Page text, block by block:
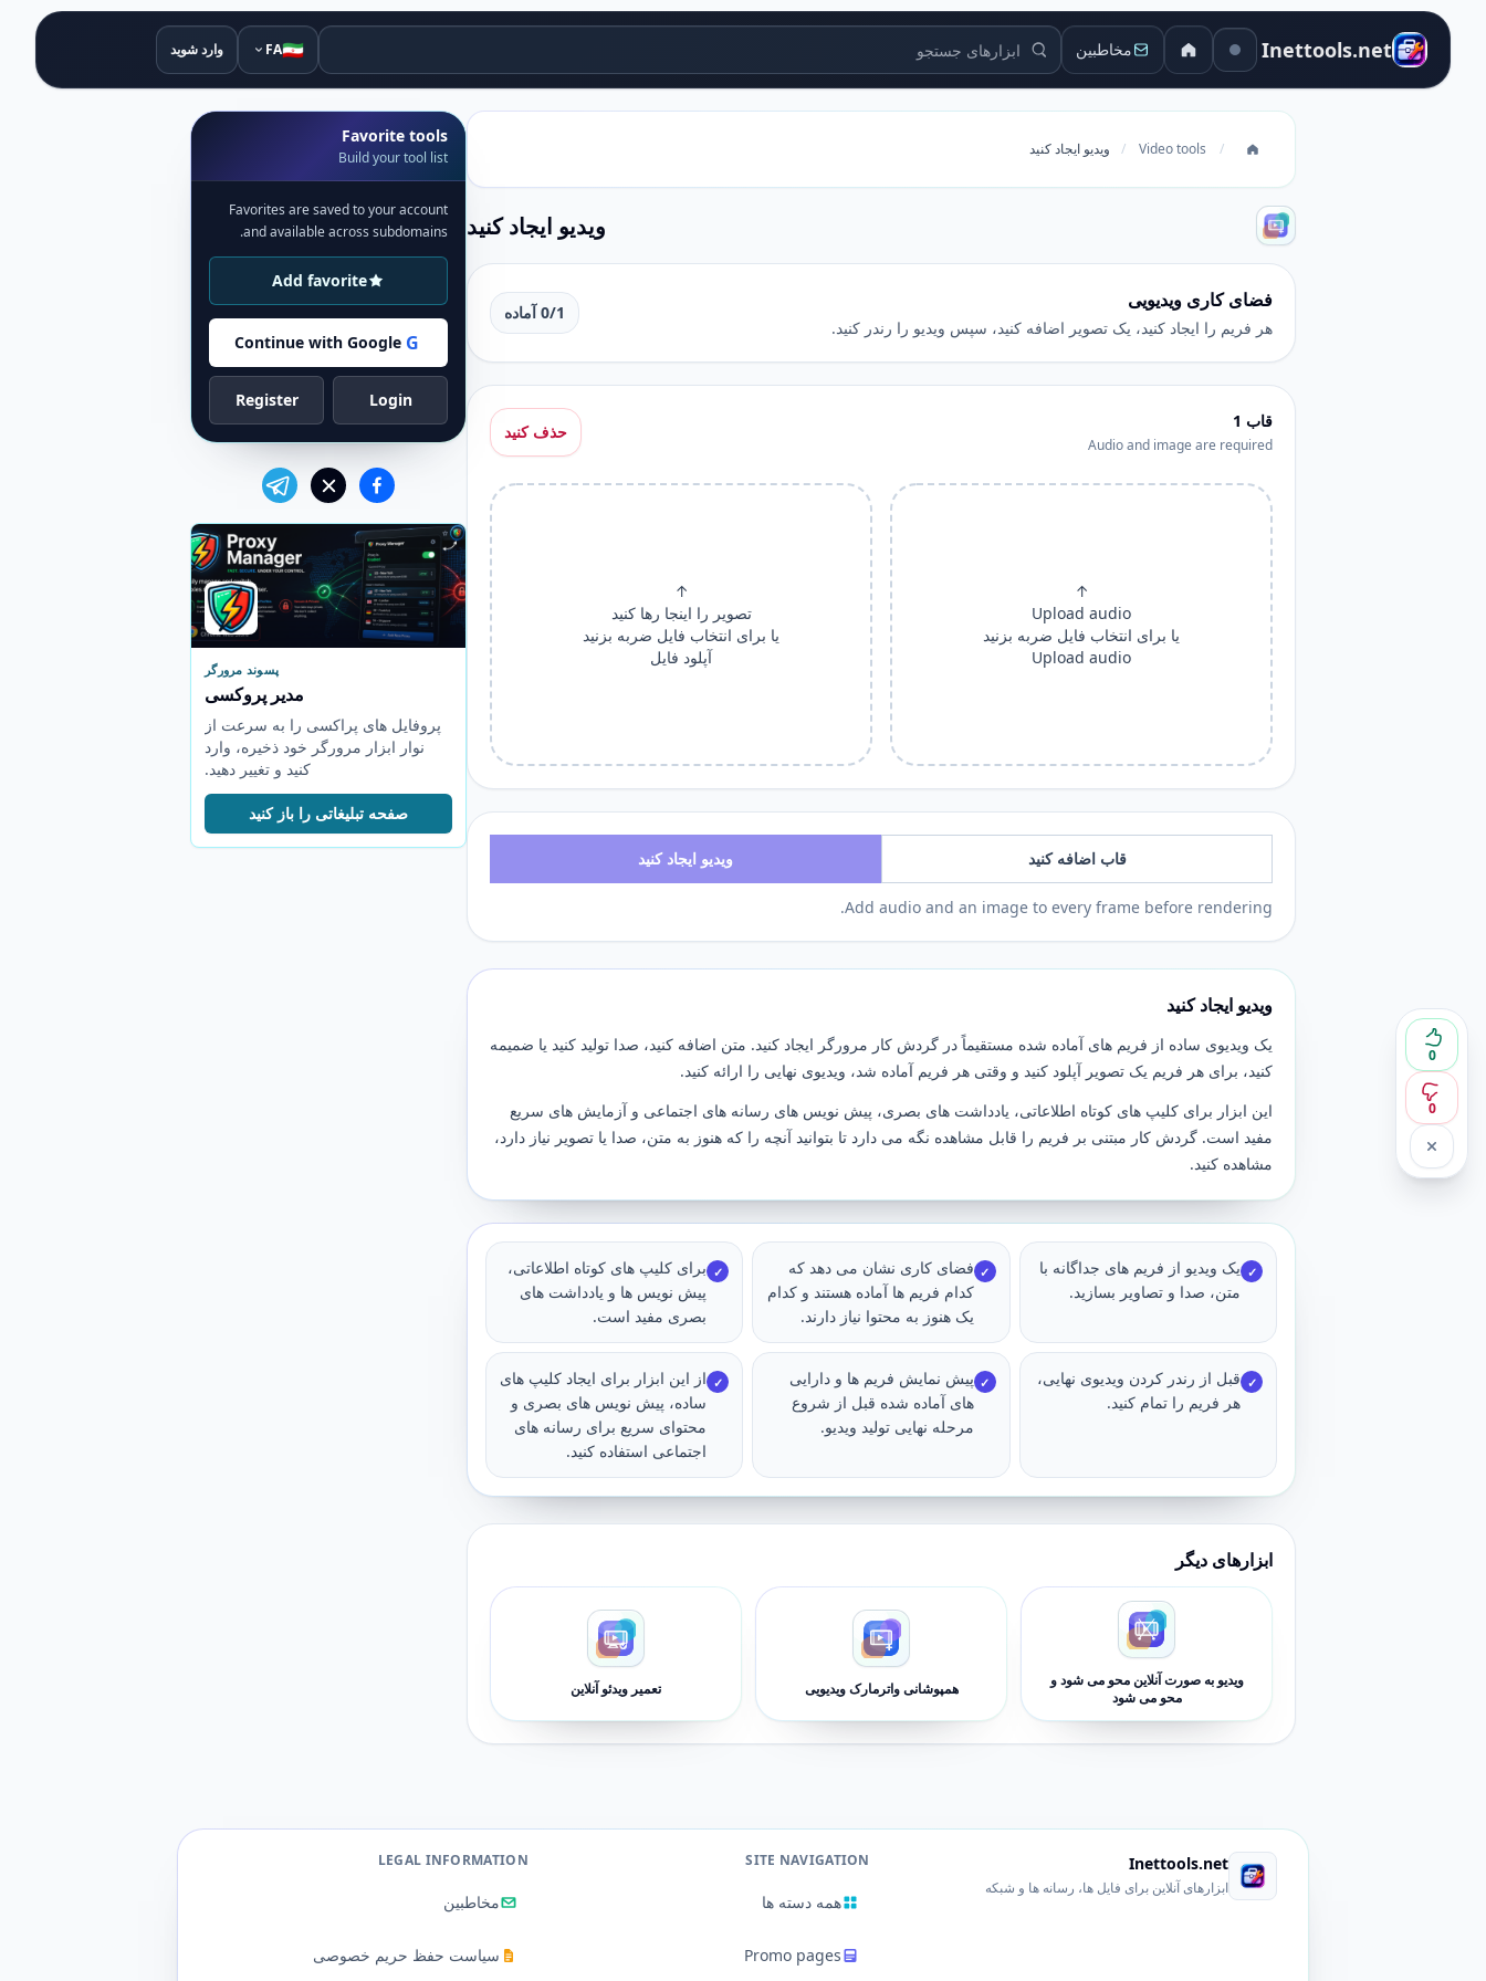
Inettools.net مخاطبین ابزارهای جستجو 🇮🇷
FA وارد شوید
/
Video tools
/ ویدیو ایجاد کنید
ویدیو ایجاد کنید
0
0
فضای کاری ویدیویی
هر فریم را ایجاد کنید، یک تصویر اضافه کنید، سپس ویدیو را رندر کنید.
0/1 آماده
قاب 1
Audio and image are required
حذف کنید
↑
Upload audio
یا برای انتخاب فایل ضربه بزنید
Upload audio
↑
تصویر را اینجا رها کنید
یا برای انتخاب فایل ضربه بزنید
آپلود فایل
قاب اضافه کنید ویدیو ایجاد کنید
Add audio and an image to every frame before rendering.
ویدیو ایجاد کنید
یک ویدیوی ساده از فریم های آماده شده مستقیماً در گردش کار مرورگر ایجاد کنید. متن اضافه کنید، صدا تولید کنید یا ضمیمه
کنید، برای هر فریم یک تصویر آپلود کنید و وقتی هر فریم آماده شد، ویدیوی نهایی را ارائه کنید.
این ابزار برای کلیپ های کوتاه اطلاعاتی، یادداشت های بصری، پیش نویس های رسانه های اجتماعی و آزمایش های سریع
مفید است. گردش کار مبتنی بر فریم را قابل مشاهده نگه می دارد تا بتوانید آنچه را که هنوز به متن، صدا یا تصویر نیاز دارد،
مشاهده کنید.
✓ یک ویدیو از فریم های جداگانه با
متن، صدا و تصاویر بسازید.
✓ فضای کاری نشان می دهد که
کدام فریم ها آماده هستند و کدام
یک هنوز به محتوا نیاز دارند.
✓ برای کلیپ های کوتاه اطلاعاتی،
پیش نویس ها و یادداشت های
بصری مفید است.
✓ قبل از رندر کردن ویدیوی نهایی،
هر فریم را تمام کنید.
✓ پیش نمایش فریم ها و دارایی
های آماده شده قبل از شروع
مرحله نهایی تولید ویدیو.
✓ از این ابزار برای ایجاد کلیپ های
ساده، پیش نویس های بصری و
محتوای سریع برای رسانه های
اجتماعی استفاده کنید.
ابزارهای دیگر
ویدیو به صورت آنلاین محو می شود و
محو می شود
همپوشانی واترمارک ویدیویی تعمیر ویدئو آنلاین
Favorite tools
Build your tool list
Favorites are saved to your account
and available across subdomains.
Add favorite
G
Continue with Google
Login
Register
پسوند مرورگر
مدیر پروکسی
پروفایل های پراکسی را به سرعت از
نوار ابزار مرورگر خود ذخیره، وارد
کنید و تغییر دهید.
صفحه تبلیغاتی را باز کنید
Inettools.net
ابزارهای آنلاین برای فایل ها، رسانه ها و شبکه
SITE NAVIGATION
همه دسته ها
Promo pages
LEGAL INFORMATION
مخاطبین
سیاست حفظ حریم خصوصی